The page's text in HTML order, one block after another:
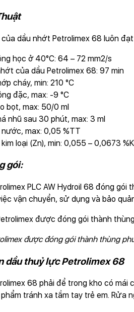
dầu nhớt Petrolimex 68 luôn
học ở 40°C: 64 – 72 mm2/s
của dầu Petrolimex 68: 97 min
cháy, min: 210 °C
đặc, max: -9 °C
bọt, max: 50/0 ml
nhũ sau 30 phút, max: 3 ml
max: 0,05 %TT
loại (Zn), min: 0,055 – 0,0673
gói:
PLC AW Hydroil 68 đóng
vận chuyển, sử dụng và bảo
được đóng gói thành thùng
dầu thuỷ lực Petrolimex 68
68 phải để trong kho có
tránh xa tầm tay trẻ em. Rửa